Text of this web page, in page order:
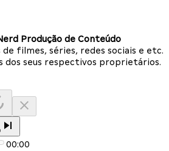
Produção de Conteúdo
de filmes, séries, redes sociais e etc.
dos seus respectivos proprietários.
00:00